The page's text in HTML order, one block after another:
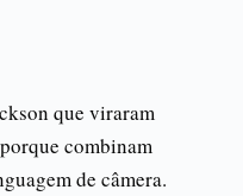
que viraram
combinam
de câmera.